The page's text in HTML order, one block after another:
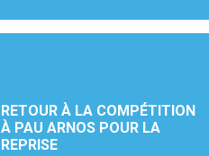
RETOUR À LA COMPÉTITION
À PAU ARNOS POUR LA
REPRISE